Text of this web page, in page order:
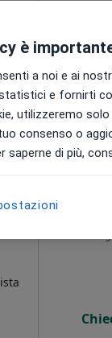
70 €
è
a noi e ai
e fornirti
utilizzeremo
consenso o
saperne di più,